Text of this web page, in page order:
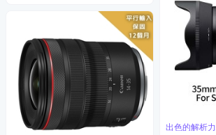
出色的解析